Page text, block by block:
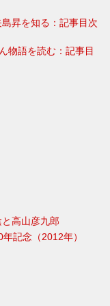
昇を知る：記事目次
物語を読む：記事目
高山彦九郎
念（2012年）